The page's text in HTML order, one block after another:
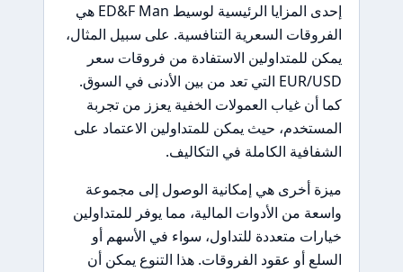
إحدى المزايا الرئيسية لوسيط ED&F Man هي
الفروقات السعرية التنافسية. على سبيل المثال،
يمكن للمتداولين الاستفادة من فروقات سعر
EUR/USD التي تعد من بين الأدنى في السوق.
كما أن غياب العمولات الخفية يعزز من تجربة
المستخدم، حيث يمكن للمتداولين الاعتماد على
الشفافية الكاملة في التكاليف.
ميزة أخرى هي إمكانية الوصول إلى مجموعة
واسعة من الأدوات المالية، مما يوفر للمتداولين
خيارات متعددة للتداول، سواء في الأسهم أو
السلع أو عقود الفروقات. هذا التنوع يمكن أن